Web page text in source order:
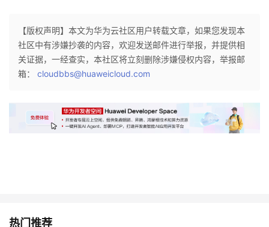
【版权声明】本文为华为云社区用户转载文章，如果您发现本
社区中有涉嫌抄袭的内容，欢迎发送邮件进行举报，并提供相
关证据，一经查实，本社区将立刻删除涉嫌侵权内容，举报邮
箱： cloudbbs@huaweicloud.com
热门推荐